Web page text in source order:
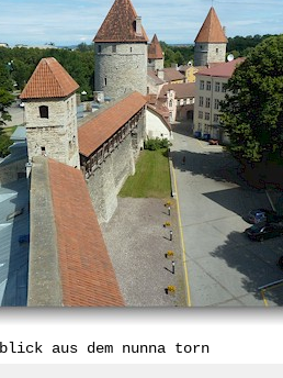
blick aus dem nunna torn